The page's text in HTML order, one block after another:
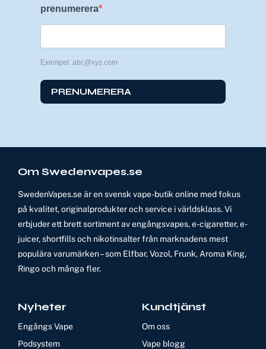
prenumerera
Exempel: abc@xyz.com
PRENUMERERA
Om Swedenvapes.se
SwedenVapes.se är en svensk vape-butik online med fokus
på kvalitet, originalprodukter och service i världsklass. Vi
erbjuder ett brett sortiment av engångsvapes, e-cigaretter, e-
juicer, shortfills och nikotinsalter från marknadens mest
populära varumärken – som Elfbar, Vozol, Frunk, Aroma King,
Ringo och många fler.
Nyheter
Engångs Vape
Podsystem
Kundtjänst
Om oss
Vape blogg